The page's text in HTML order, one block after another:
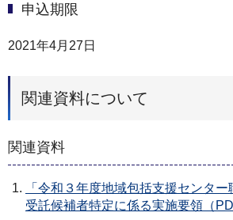
申込期限
2021年4月27日
関連資料について
関連資料
「令和３年度地域包括支援センター
受託候補者特定に係る実施要領（